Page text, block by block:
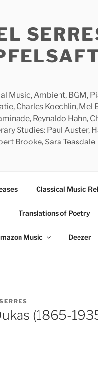
Music, Ambient, BGM,
Charles Koechlin, Mel
Reynaldo Hahn,
Studies: Paul Auster,
Brooke, Sara Teasdale
Classical Music
Translations of Poetry
Music Deezer
(1865-